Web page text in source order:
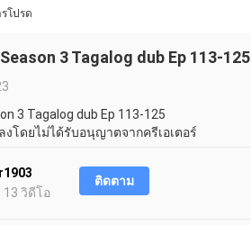
โปรด
3 Tagalog dub Ep 113-125
3 Tagalog dub Ep 113-125
โดยไม่ได้รับอนุญาตจากครีเอเตอร์
13 วิดีโอ
ติดตาม